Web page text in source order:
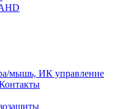
мышь, ИК управление